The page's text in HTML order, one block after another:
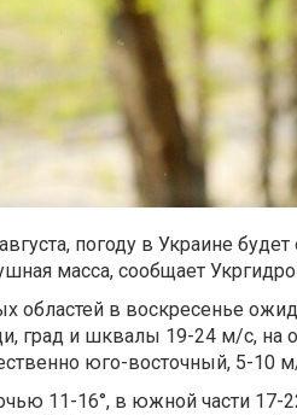
погоду в Украине
масса, сообщает
областей в воскресенье
град и шквалы 19-24 м/с, на
юго-восточный, 5-10
11-16°, в южной части 17-